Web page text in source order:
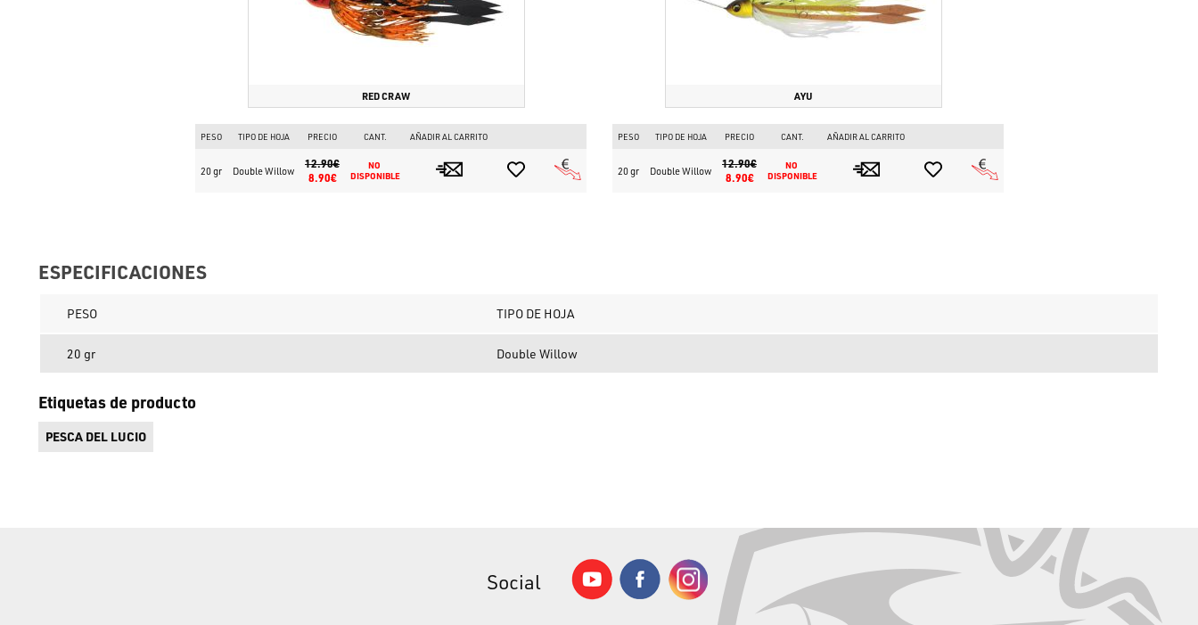
RED CRAW
PESO TIPO DE HOJA PRECIO CANT. AÑADIR AL CARRITO
20 gr Double Willow
12.90€
8.90€
NO
DISPONIBLE
AYU
PESO TIPO DE HOJA PRECIO CANT. AÑADIR AL CARRITO
20 gr Double Willow
12.90€
8.90€
NO
DISPONIBLE
ESPECIFICACIONES
PESO TIPO DE HOJA
20 gr Double Willow
Etiquetas de producto
PESCA DEL LUCIO
Social